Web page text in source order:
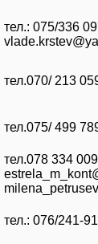
тел.: 075/336
тел.070/ 213
тел.075/ 499
тел.078 334
тел.: 076/241-